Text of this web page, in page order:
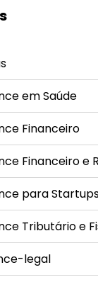
em Saúde
Financeiro
Financeiro e
para
Tributário e
legal